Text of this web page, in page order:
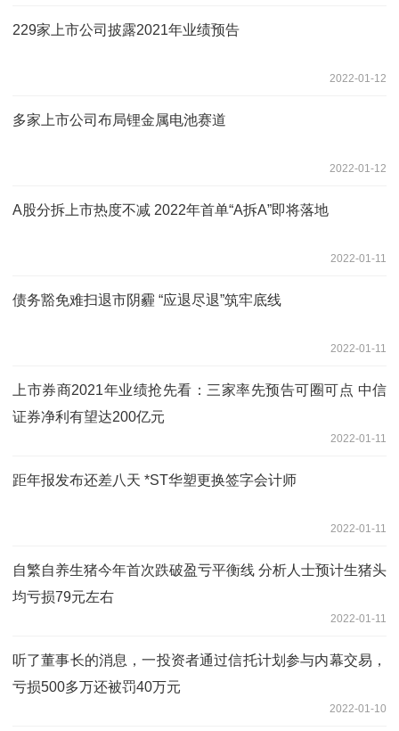
229家上市公司披露2021年业绩预告
2022-01-12
多家上市公司布局锂金属电池赛道
2022-01-12
A股分拆上市热度不减 2022年首单“A拆A”即将落地
2022-01-11
债务豁免难扫退市阴霾 “应退尽退”筑牢底线
2022-01-11
上市券商2021年业绩抢先看：三家率先预告可圈可点 中信
证券净利有望达200亿元
2022-01-11
距年报发布还差八天 *ST华塑更换签字会计师
2022-01-11
自繁自养生猪今年首次跌破盈亏平衡线 分析人士预计生猪头
均亏损79元左右
2022-01-11
听了董事长的消息，一投资者通过信托计划参与内幕交易，
亏损500多万还被罚40万元
2022-01-10